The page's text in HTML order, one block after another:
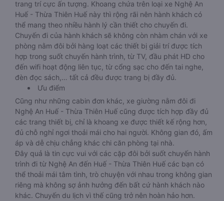
trang trí cực ấn tượng. Khoang chứa trên loại xe Nghệ An
Huế - Thừa Thiên Huế này thì rộng rãi nên hành khách có
thể mang theo nhiều hành lý cần thiết cho chuyến đi.
Chuyến đi của hành khách sẽ không còn nhàm chán với xe
phòng nằm đôi bởi hàng loạt các thiết bị giải trí được tích
hợp trong suốt chuyến hành trình, từ TV, đầu phát HD cho
đến wifi hoạt động liên tục, từ cổng sạc cho đến tai nghe,
đèn đọc sách,… tất cả đều được trang bị đầy đủ.
Ưu điểm
Cũng như những cabin đơn khác, xe giường nằm đôi đi
Nghệ An Huế - Thừa Thiên Huế cũng được tích hợp đầy đủ
các trang thiết bị, chỉ là khoang xe được thiết kế rộng hơn,
đủ chỗ nghỉ ngơi thoải mái cho hai người. Không gian đó, ấm
áp và dễ chịu chẳng khác chi căn phòng tại nhà.
Đây quả là tin cực vui với các cặp đôi bởi suốt chuyến hành
trình đi từ Nghệ An đến Huế - Thừa Thiên Huế các bạn có
thể thoải mái tâm tình, trò chuyện với nhau trong không gian
riêng mà không sợ ảnh hưởng đến bất cứ hành khách nào
khác. Chuyến du lịch vì thế cũng trở nên hoàn hảo hơn.